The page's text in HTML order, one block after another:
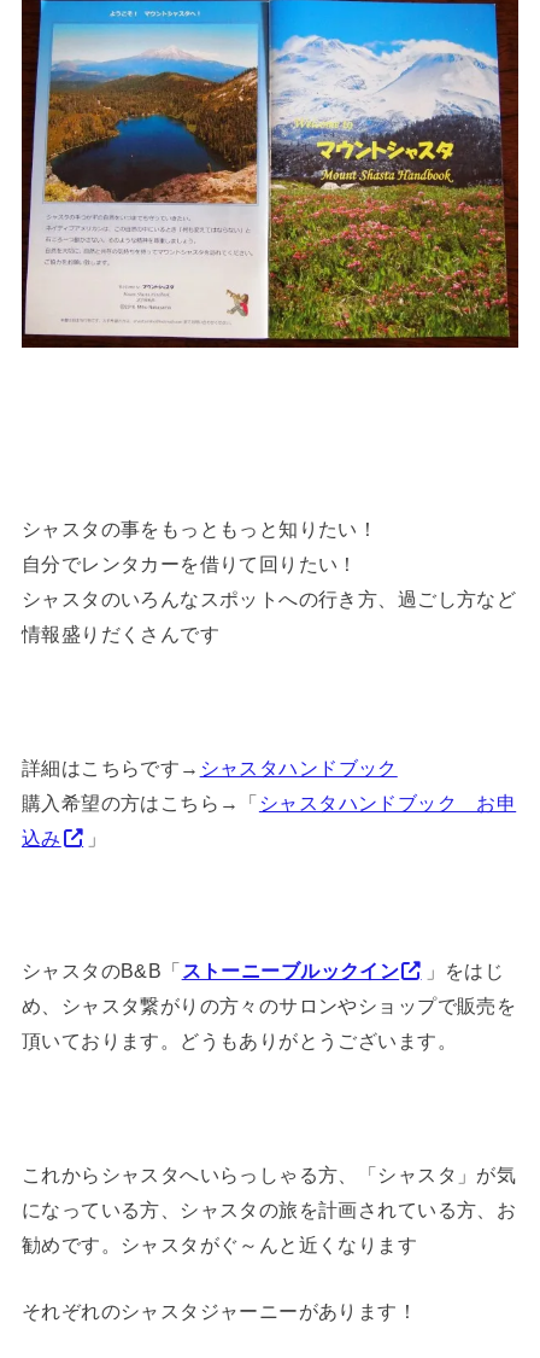
シャスタの事をもっともっと知りたい！
自分でレンタカーを借りて回りたい！
シャスタのいろんなスポットへの行き方、過ごし方など
情報盛りだくさんです
詳細はこちらです→ シャスタハンドブック
購入希望の方はこちら→「 シャスタハンドブック お申
込み
」
シャスタのB&B「 ストーニーブルックイン
」をはじ
め、シャスタ繋がりの方々のサロンやショップで販売を
頂いております。どうもありがとうございます。
これからシャスタへいらっしゃる方、「シャスタ」が気
になっている方、シャスタの旅を計画されている方、お
勧めです。シャスタがぐ～んと近くなります
それぞれのシャスタジャーニーがあります！